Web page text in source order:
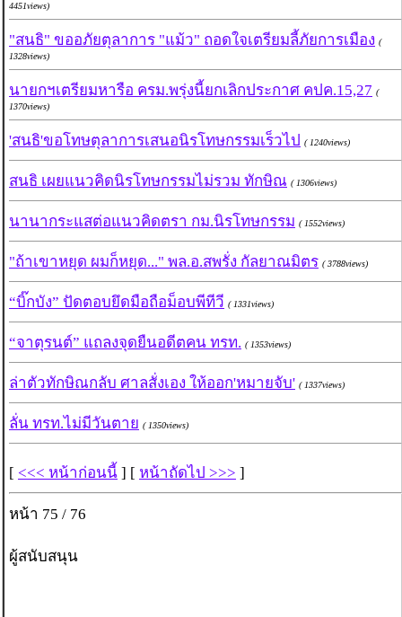
4451views)
"สนธิ" ขออภัยตุลาการ "แม้ว" ถอดใจเตรียมลี้ภัยการเมือง (
1328views)
นายกฯเตรียมหารือ ครม.พรุ่งนี้ยกเลิกประกาศ คปค.15,27 (
1370views)
'สนธิ'ขอโทษตุลาการเสนอนิรโทษกรรมเร็วไป ( 1240views)
สนธิ เผยแนวคิดนิรโทษกรรมไม่รวม ทักษิณ ( 1306views)
นานากระแสต่อแนวคิดตรา กม.นิรโทษกรรม ( 1552views)
"ถ้าเขาหยุด ผมก็หยุด..." พล.อ.สพรั่ง กัลยาณมิตร ( 3788views)
“บิ๊กบัง” ปัดตอบยึดมือถือม็อบพีทีวี ( 1331views)
“จาตุรนต์” แถลงจุดยืนอดีตคน ทรท. ( 1353views)
ล่าตัวทักษิณกลับ ศาลสั่งเอง ให้ออก'หมายจับ' ( 1337views)
ลั่น ทรท.ไม่มีวันตาย ( 1350views)
[ <<< หน้าก่อนนี้ ] [ หน้าถัดไป >>> ]
หน้า 75 / 76
ผู้สนับสนุน